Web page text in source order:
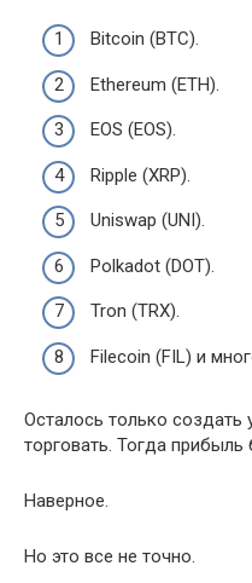
Bitcoin (BTC).
Ethereum (ETH).
EOS (EOS).
Ripple (XRP).
Uniswap (UNI).
Polkadot (DOT).
Tron (TRX).
Filecoin (FIL) и
Осталось только создать
торговать. Тогда прибыль
Наверное.
Но это все не точно.